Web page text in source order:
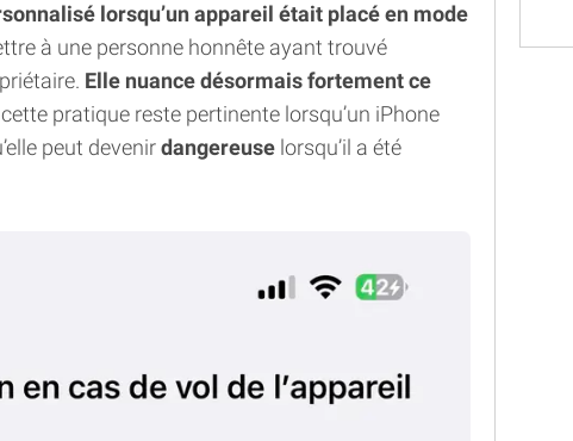
lorsqu’un appareil était placé en mode
à une personne honnête ayant trouvé
Elle nuance désormais fortement ce
pratique reste pertinente lorsqu’un iPhone
peut devenirdangereuse lorsqu’il a été